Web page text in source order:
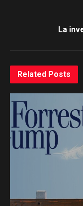
La
Related Posts